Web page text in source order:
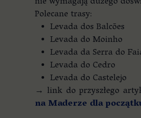
Polecane trasy:
Levada dos Balcões
Levada do Moinho
Levada da Serra do
Levada do Cedro
Levada do Castelejo
→ link do przyszłego
na Maderze dla